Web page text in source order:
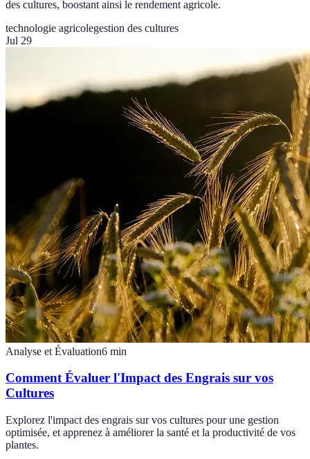
des cultures, boostant ainsi le rendement agricole.
technologie agricolegestion des cultures
Jul 29
Analyse et Évaluation6 min
Comment Évaluer l'Impact des Engrais sur vos
Cultures
Explorez l'impact des engrais sur vos cultures pour une gestion
optimisée, et apprenez à améliorer la santé et la productivité de vos
plantes.